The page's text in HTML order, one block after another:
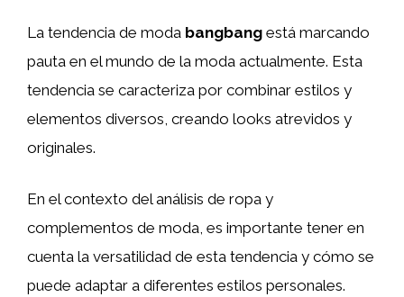
La tendencia de moda bangbang está marcando
pauta en el mundo de la moda actualmente. Esta
tendencia se caracteriza por combinar estilos y
elementos diversos, creando looks atrevidos y
originales.
En el contexto del análisis de ropa y
complementos de moda, es importante tener en
cuenta la versatilidad de esta tendencia y cómo se
puede adaptar a diferentes estilos personales.